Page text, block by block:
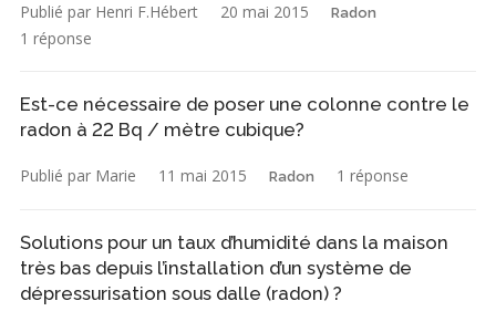
Publié par Henri F.Hébert 20 mai 2015 Radon
1 réponse
Est-ce nécessaire de poser une colonne contre le
radon à 22 Bq / mètre cubique?
Publié par Marie 11 mai 2015 Radon 1 réponse
Solutions pour un taux d’humidité dans la maison
très bas depuis l’installation d’un système de
dépressurisation sous dalle (radon) ?